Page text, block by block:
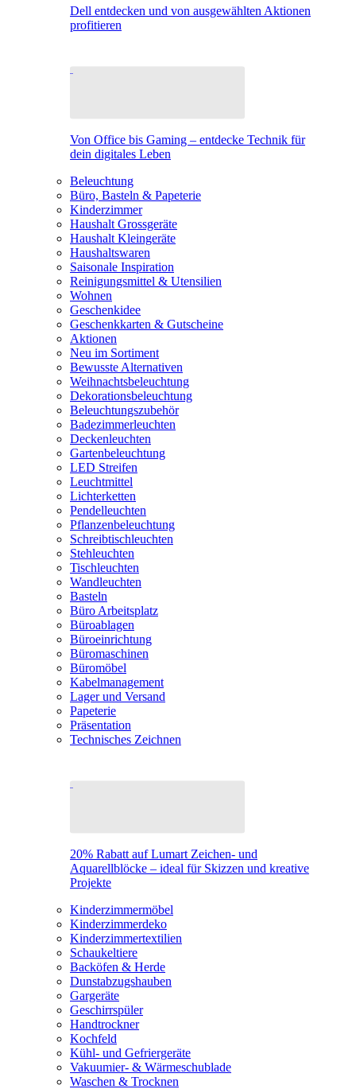
Dell entdecken und von ausgewählten Aktionen
profitieren
Von Office bis Gaming – entdecke Technik für
dein digitales Leben
Beleuchtung
Büro, Basteln & Papeterie
Kinderzimmer
Haushalt Grossgeräte
Haushalt Kleingeräte
Haushaltswaren
Saisonale Inspiration
Reinigungsmittel & Utensilien
Wohnen
Geschenkidee
Geschenkkarten & Gutscheine
Aktionen
Neu im Sortiment
Bewusste Alternativen
Weihnachtsbeleuchtung
Dekorationsbeleuchtung
Beleuchtungszubehör
Badezimmerleuchten
Deckenleuchten
Gartenbeleuchtung
LED Streifen
Leuchtmittel
Lichterketten
Pendelleuchten
Pflanzenbeleuchtung
Schreibtischleuchten
Stehleuchten
Tischleuchten
Wandleuchten
Basteln
Büro Arbeitsplatz
Büroablagen
Büroeinrichtung
Büromaschinen
Büromöbel
Kabelmanagement
Lager und Versand
Papeterie
Präsentation
Technisches Zeichnen
20% Rabatt auf Lumart Zeichen- und
Aquarellblöcke – ideal für Skizzen und kreative
Projekte
Kinderzimmermöbel
Kinderzimmerdeko
Kinderzimmertextilien
Schaukeltiere
Backöfen & Herde
Dunstabzugshauben
Gargeräte
Geschirrspüler
Handtrockner
Kochfeld
Kühl- und Gefriergeräte
Vakuumier- & Wärmeschublade
Waschen & Trocknen